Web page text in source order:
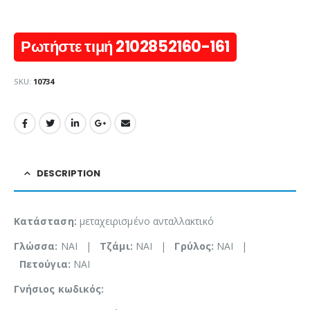
Ρωτήστε τιμή 2102852160-161
SKU: 10734
DESCRIPTION
Κατάσταση: μεταχειρισμένο ανταλλακτικό
Γλώσσα: NAI | Τζάμι: NAI | Γρύλος: NAI |
Πετούγια: NAI
Γνήσιος κωδικός: